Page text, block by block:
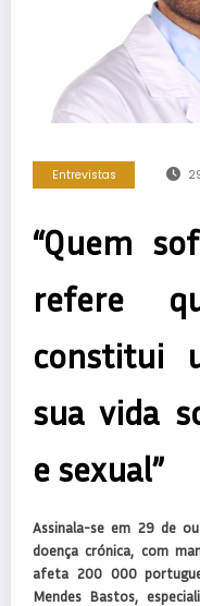
Entrevistas
“Quem
refere
constitui
sua vida
e sexual”
Assinala-se em 29 de
doença crónica, com
afeta 200 000
Mendes Bastos,